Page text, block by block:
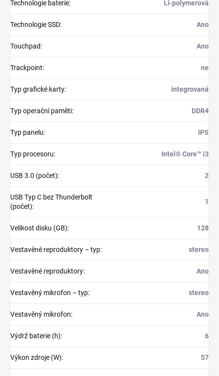
Technologie baterie: Li-polymerová
Technologie SSD: Ano
Touchpad: Ano
Trackpoint: ne
Typ grafické karty: integrovaná
Typ operační paměti: DDR4
Typ panelu: IPS
Typ procesoru: Intel® Core™ i3
USB 3.0 (počet): 2
USB Typ C bez Thunderbolt
(počet):
1
Velikost disku (GB): 128
Vestavěné reproduktory – typ: stereo
Vestavěné reproduktory: Ano
Vestavěný mikrofon – typ: stereo
Vestavěný mikrofon: Ano
Výdrž baterie (h): 6
Výkon zdroje (W): 57